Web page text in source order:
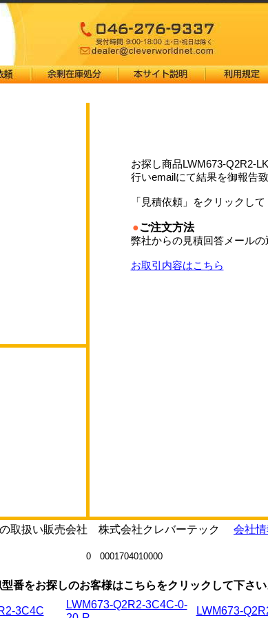
お探し商品LWM673-Q2R2-
行いemailにて結果を御報告致
「見積依頼」をクリックし
●ご注文方法
弊社からの見積回答メールの
お取引内容はこちら
の取扱い販売会社 株式会社クレバーテック 会社
0 0001704010000
番をお探しのお客様はこちらをクリックして下さい
3C4C
LWM673-Q2R2-3C4C-0-
LWM673-